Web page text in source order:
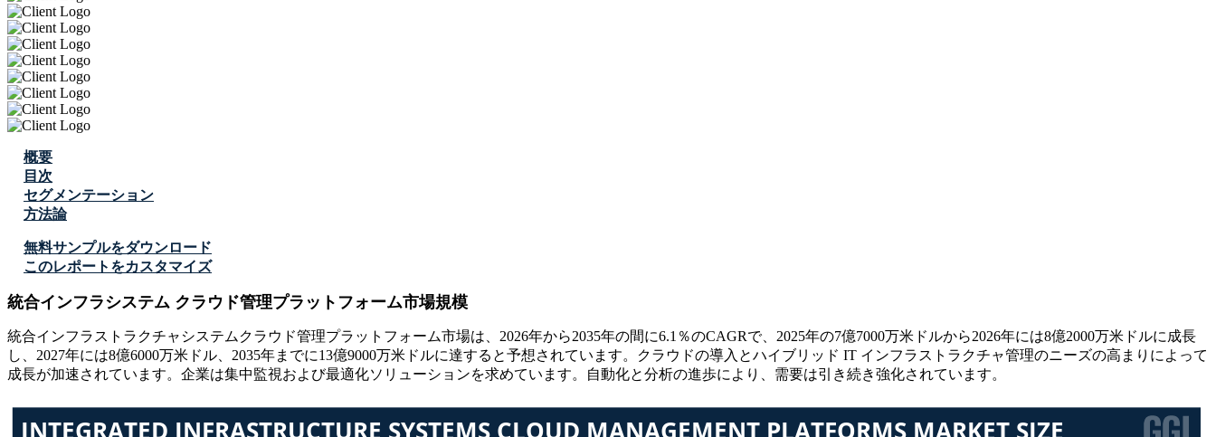
概要
目次
セグメンテーション
方法論
無料サンプルをダウンロード
このレポートをカスタマイズ
統合インフラシステム クラウド管理プラットフォーム市場規模
統合インフラストラクチャシステムクラウド管理プラットフォーム市場は、2026年から2035年の間に6.1％のCAGRで、2025年の7億7000万米ドルから2026年には8億2000万米ドルに成長
し、2027年には8億6000万米ドル、2035年までに13億9000万米ドルに達すると予想されています。クラウドの導入とハイブリッド IT インフラストラクチャ管理のニーズの高まりによって
成長が加速されています。企業は集中監視および最適化ソリューションを求めています。自動化と分析の進歩により、需要は引き続き強化されています。